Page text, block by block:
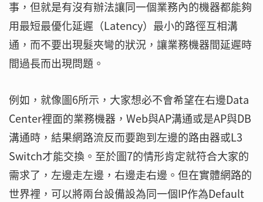
事，但就是有沒有辦法讓同一個業務內的機器都能夠
用最短最優化延遲（Latency）最小的路徑互相溝
通，而不要出現髮夾彎的狀況，讓業務機器間延遲時
間過長而出現問題。
例如，就像圖6所示，大家想必不會希望在右邊Data
Center裡面的業務機器，Web與AP溝通或是AP與DB
溝通時，結果網路流反而要跑到左邊的路由器或L3
Switch才能交換。至於圖7的情形肯定就符合大家的
需求了，左邊走左邊，右邊走右邊。但在實體網路的
世界裡，可以將兩台設備設為同一個IP作為Default